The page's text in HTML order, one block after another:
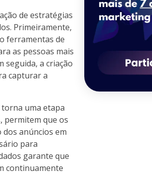
de estratégias
Primeiramente,
ferramentas de
as pessoas mais
seguida, a criação
capturar a
torna uma etapa
permitem que os
anúncios em
para
garante que
continuamente